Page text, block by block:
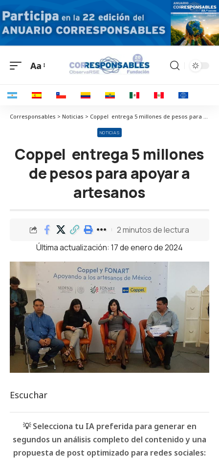
Aa
Corresponsables > Noticias > Coppel entrega 5 millones de pesos para apoyar a artesanos
NOTICIAS
Coppel entrega 5 millones
de pesos para apoyar a
artesanos
Última actualización: 17 de enero de 2024
2 minutos de lectura
Escuchar
💡 Selecciona tu IA preferida para generar en
segundos un análisis completo del contenido y una
propuesta de post optimizado para redes sociales: